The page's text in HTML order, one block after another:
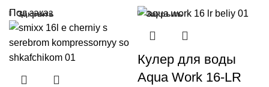
Под заказ
Закрыть Закрыть
Кулер для воды
Aqua Work 16-LR